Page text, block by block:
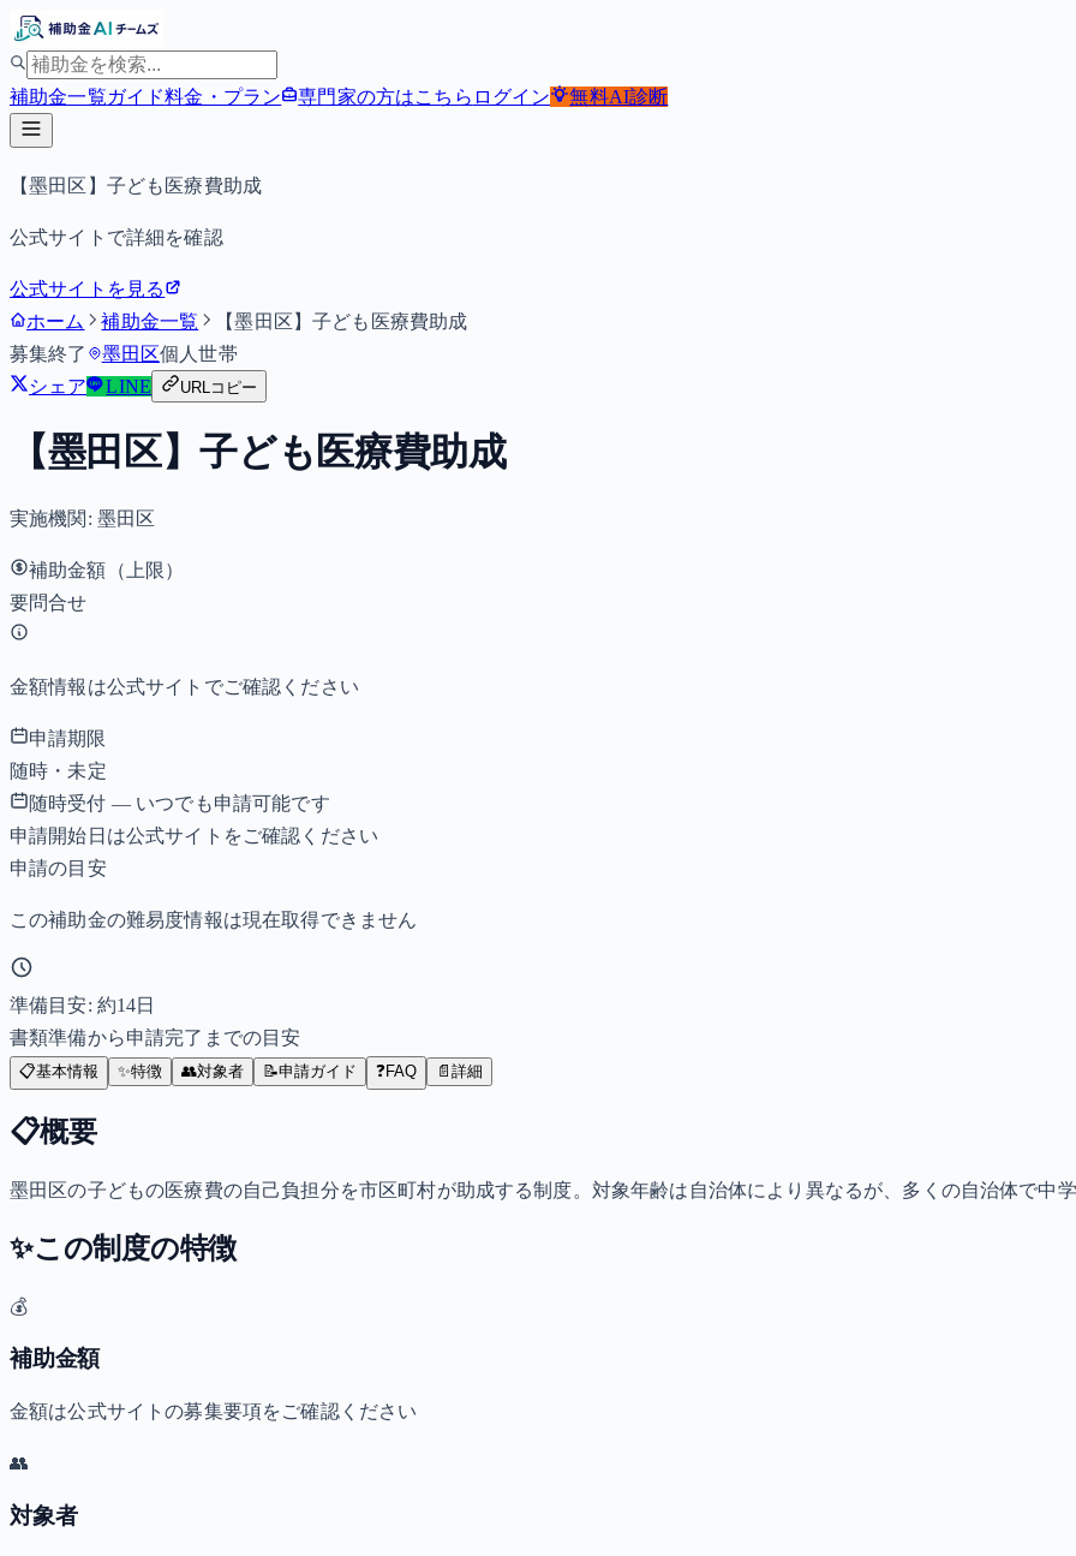
補助金一覧ガイド料金・プラン 専門家の方はこちら ログイン 無料AI診断
【墨田区】子ども医療費助成
公式サイトで詳細を確認
公式サイトを見る
ホーム
補助金一覧
【墨田区】子ども医療費助成
募集終了
墨田区個人世帯
シェア
LINE URLコピー
【墨田区】子ども医療費助成
実施機関: 墨田区
補助金額（上限）
要問合せ
金額情報は公式サイトでご確認ください
申請期限
随時・未定
随時受付 — いつでも申請可能です
申請開始日は公式サイトをご確認ください
申請の目安
この補助金の難易度情報は現在取得できません
準備目安: 約14日
書類準備から申請完了までの目安
📋基本情報 ✨特徴 👥対象者 📝申請ガイド ❓FAQ 📄 詳細
📋概要
墨田区の子どもの医療費の自己負担分を市区町村が助成する制度。対象年齢は自治体により異なるが、多くの自治体で中学
✨この制度の特徴
💰
補助金額
金額は公式サイトの募集要項をご確認ください
👥
対象者